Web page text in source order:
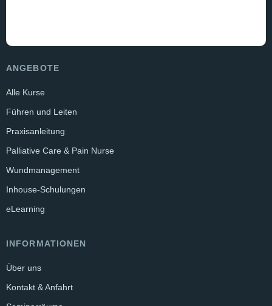
ANGEBOTE
Alle Kurse
Führen und Leiten
Praxisanleitung
Palliative Care & Pain Nurse
Wundmanagement
Inhouse-Schulungen
eLearning
INFORMATIONEN
Über uns
Kontakt & Anfahrt